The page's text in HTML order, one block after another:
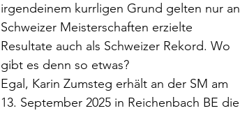
irgendeinem kurrligen Grund gelten nur an
Schweizer Meisterschaften erzielte
Resultate auch als Schweizer Rekord. Wo
gibt es denn so etwas?
Egal, Karin Zumsteg erhält an der SM am
13. September 2025 in Reichenbach BE die